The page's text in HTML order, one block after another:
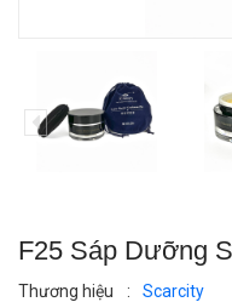
F25 Sáp Dưỡng
Thương hiệu : Scarcity